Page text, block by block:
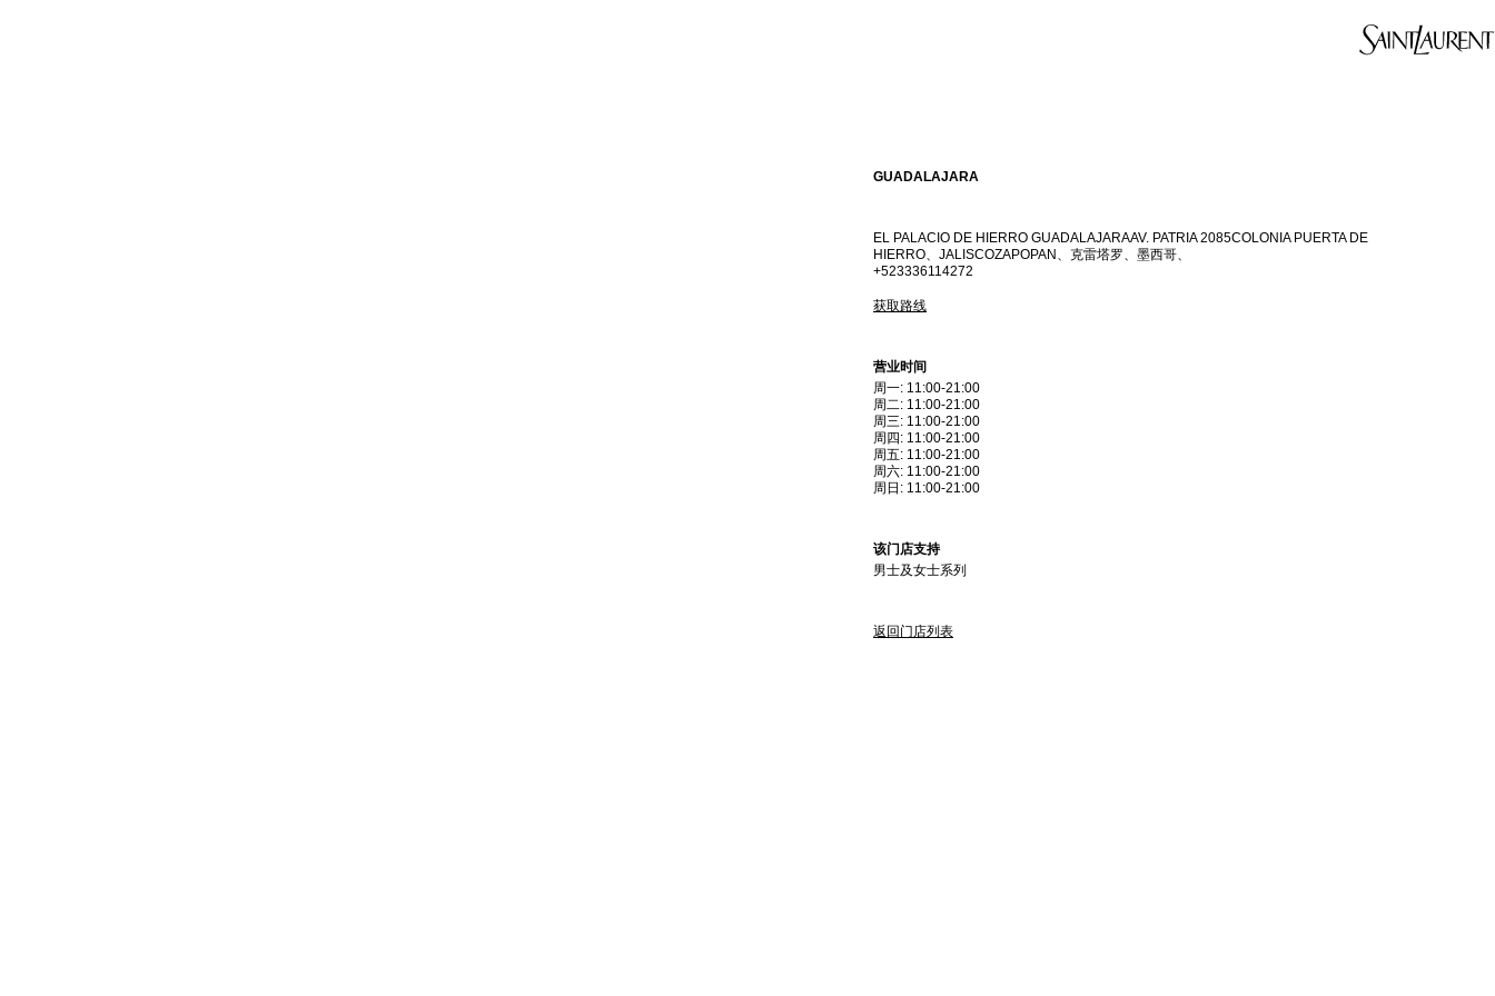
GUADALAJARA
EL PALACIO DE HIERRO GUADALAJARAAV. PATRIA 2085COLONIA PUERTA DE
HIERRO、JALISCOZAPOPAN、克雷塔罗、墨西哥、
+523336114272
获取路线
营业时间
周一: 11:00-21:00
周二: 11:00-21:00
周三: 11:00-21:00
周四 : 11:00-21:00
周五: 11:00-21:00
周六: 11:00-21:00
周日 : 11:00-21:00
该门店支持
男士及女士系列
返回门店列表